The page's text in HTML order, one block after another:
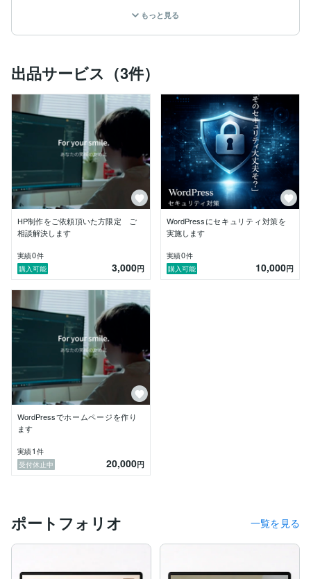
「ホームページを作りたいけど、何から始めたらいいか
わからない……」
【大切にしていること】
① 想いが伝わるデザイン
既存テーマでも、テンプレートっぽさが出ないよう工夫
しています。
お客様の想いやサービス内容がしっかり伝わる構成・デ
ザインを意識しています。
ホームページは美術品ではなく、「成果につなげるため
のツール」と考えています。
② SEO対策
競合が多いキーワードで上位表示を狙うのは、現実的に
は難しいことが多いです。
そのため、会社名・屋号・サービス名など、固有名詞で
確実にトップページに表示されることを重視していま
す。
上位表示も目指しますが、主に安心して名刺代わりとし
て案内できるサイト作りを目指しています。
③ セキュリティ
以前、Webサイトのセキュリティ診断を担当していた
経験があります。
専門的な部分はすべてこちらで対応し、普段は意識せず
とも安心して使える状態を整えます。
④ 文章作成
ご希望があれば、サイトに掲載する文章作成も対応可能
伝わり方を日頃から考えています。
よろしければ一緒に想いが伝わる言葉を形にしていきま
ホームページは「作って終わり」ではありません。
不明点やトラブルがあれば、お取引後でもお気軽にご相
談ください。
もっと見る
出品サービス（3件）
HP制作をご依頼頂いた方限定 ご
相談解決します
実績0件
購入可能
3,000円
WordPressにセキュリティ対策を
実施します
実績0件
購入可能
10,000円
WordPressでホームページを作り
ます
実績1 件
受付休止中
20,000円
ポートフォリオ 一覧を見る